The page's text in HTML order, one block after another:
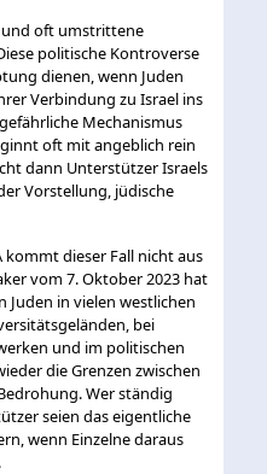
und oft umstrittene
politische Kontroverse
dienen, wenn Juden
Verbindung zu Israel ins
Mechanismus
oft mit angeblich rein
dann Unterstützer Israels
Vorstellung, jüdische
kommt dieser Fall nicht aus
vom 7. Oktober 2023 hat
Juden in vielen westlichen
bei
und im politischen
die Grenzen zwischen
Wer ständig
seien das eigentliche
wenn Einzelne daraus